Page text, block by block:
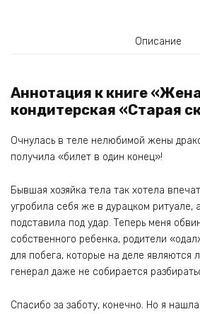
Описание
Аннотация к книге
кондитерская «Старая
Очнулась в теле нелюбимой жены
получила «билет в один конец»!
Бывшая хозяйка тела так хотела
угробила себя же в дурацком ритуале,
подставила под удар. Теперь меня
собственного ребенка, родители
для побега, которые на деле являются
генерал даже не собирается
Спасибо за заботу, конечно. Но я